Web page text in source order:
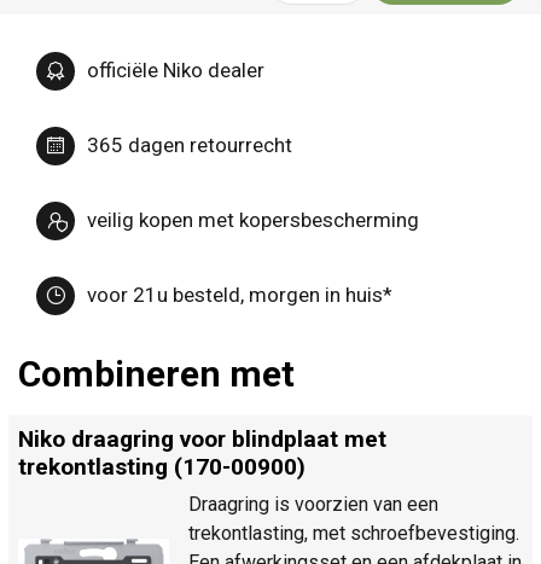
officiële Niko dealer
365 dagen retourrecht
veilig kopen met kopersbescherming
voor 21u besteld, morgen in huis*
Combineren met
Niko draagring voor blindplaat met
trekontlasting (170-00900)
Draagring is voorzien van een
trekontlasting, met schroefbevestiging.